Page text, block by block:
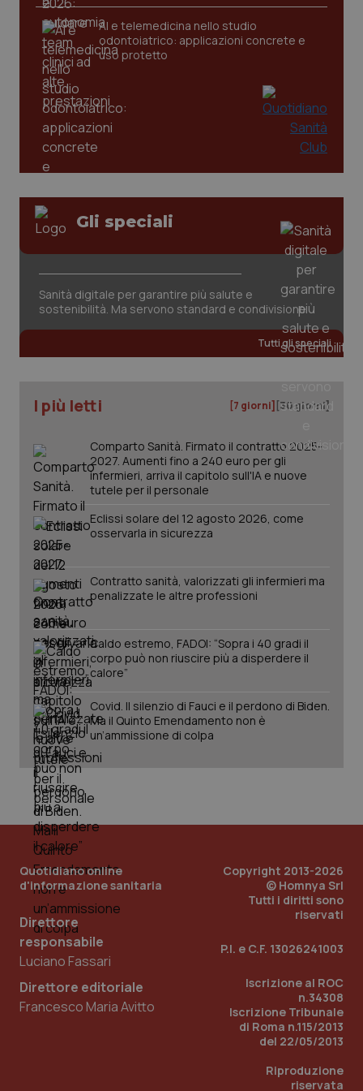
AI e telemedicina nello studio
odontoiatrico: applicazioni concrete e
uso protetto
Gli speciali
Sanità digitale per garantire più salute e
sostenibilità. Ma servono standard e condivisione
Tutti gli speciali
I più letti [7 giorni] [30 giorni]
Comparto Sanità. Firmato il contratto 2025-
2027. Aumenti fino a 240 euro per gli
infermieri, arriva il capitolo sull'IA e nuove
tutele per il personale
Eclissi solare del 12 agosto 2026, come
osservarla in sicurezza
Contratto sanità, valorizzati gli infermieri ma
penalizzate le altre professioni
Caldo estremo, FADOI: “Sopra i 40 gradi il
corpo può non riuscire più a disperdere il
calore”
Covid. Il silenzio di Fauci e il perdono di Biden.
Ma il Quinto Emendamento non è
un’ammissione di colpa
Quotidiano online
d'informazione sanitaria
Direttore
responsabile
Luciano Fassari
Direttore editoriale
Francesco Maria Avitto
Copyright 2013-2026
© Homnya Srl
Tutti i diritti sono
riservati
P.I. e C.F. 13026241003
Iscrizione al ROC
n.34308
Iscrizione Tribunale
di Roma n.115/2013
del 22/05/2013
Riproduzione
riservata
CookieScriptConsent
CookieScript
5
tracking-sites-ironfish-
tracking-enable
www.quotidianosanita.it
tracking-sites-ironfish-
session-id
_ga
Google LLC
.quotidianosanita.it
PHPSESSID
www.quotidianosanita.it